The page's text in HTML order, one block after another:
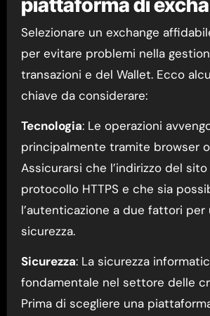
piattaforma di
Selezionare un exchange
per evitare problemi nella
transazioni e del Wallet. Ecco
chiave da considerare:
Tecnologia: Le operazioni
principalmente tramite browser
Assicurarsi che l’indirizzo del
protocollo HTTPS e che sia
l’autenticazione a due fattori per
sicurezza.
Sicurezza: La sicurezza
fondamentale nel settore delle
Prima di scegliere una